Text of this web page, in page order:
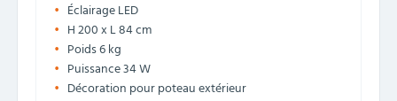
Éclairage LED
H 200 x L 84 cm
Poids 6 kg
Puissance 34 W
Décoration pour poteau extérieur